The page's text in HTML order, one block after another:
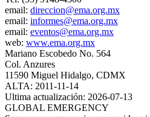
email: direccion@ema.org.mx
email: informes@ema.org.mx
email: eventos@ema.org.mx
web: www.ema.org.mx
Mariano Escobedo No. 564
Col. Anzures
11590 Miguel Hidalgo, CDMX
ALTA: 2011-11-14
Ultima actualización: 2026-07-13
GLOBAL EMERGENCY